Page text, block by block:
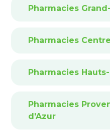
Pharmacies
Pharmacies
Pharmacies
Pharmacies
d'Azur